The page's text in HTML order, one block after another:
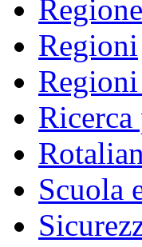
Regione
Regioni
Scuola